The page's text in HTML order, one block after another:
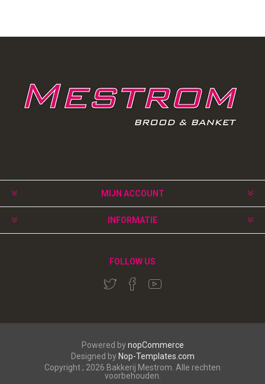
MIJN ACCOUNT
INFORMATIE
FOLLOW US
Powered bynopCommerce
Designed by Nop-Templates.com
Copyright ; 2026 Bakkerij Mestrom. Alle rechten
voorbehouden.